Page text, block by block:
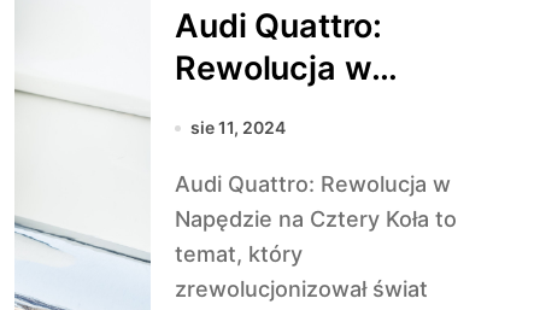
Audi Quattro:
Rewolucja w
Napędzie na
sie 11, 2024
Audi Quattro: Rewolucja w
Napędzie na Cztery Koła to
temat, który
zrewolucjonizował świat